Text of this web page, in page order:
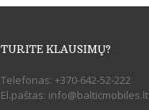
TURITE KLAUSIMŲ?
Telefonas: +370-642-52-222
El.paštas: info@balticmobiles.lt